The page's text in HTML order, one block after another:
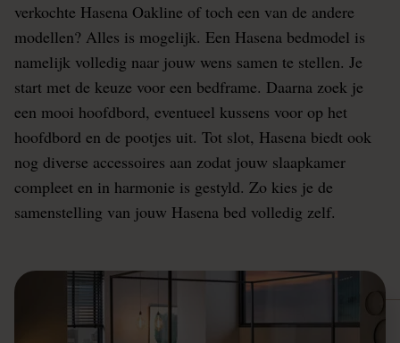
verkochte Hasena Oakline of toch een van de andere
modellen? Alles is mogelijk. Een Hasena bedmodel is
namelijk volledig naar jouw wens samen te stellen. Je
start met de keuze voor een bedframe. Daarna zoek je
een mooi hoofdbord, eventueel kussens voor op het
hoofdbord en de pootjes uit. Tot slot, Hasena biedt ook
nog diverse accessoires aan zodat jouw slaapkamer
compleet en in harmonie is gestyld. Zo kies je de
samenstelling van jouw Hasena bed volledig zelf.